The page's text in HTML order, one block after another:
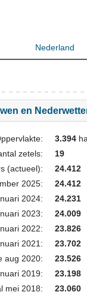
Nederland
en
3.394
zetels:
19
(actueel):
24.412
2025:
24.412
2024:
24.231
2023:
24.009
2022:
23.826
2021:
23.702
aug 2020:
23.526
2019:
23.198
mei 2018:
23.060